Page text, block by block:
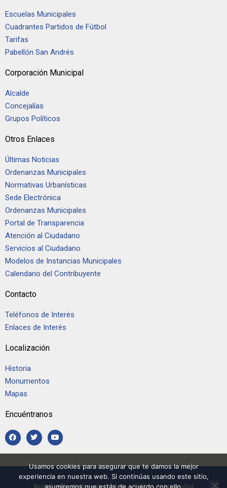
Escuelas Municipales
Cuadrantes Partidos de Fútbol
Tarifas
Pabellón San Andrés
Corporación Municipal
Alcalde
Concejalías
Grupos Políticos
Otros Enlaces
Últimas Noticias
Ordenanzas Municipales
Normativas Urbanísticas
Sede Electrónica
Ordenanzas Municipales
Portal de Transparencia
Atención al Ciudadano
Servicios al Ciudadano
Modelos de Instancias Municipales
Calendario del Contribuyente
Contacto
Teléfonos de Interés
Enlaces de Interés
Localización
Historia
Monumentos
Mapas
Encuéntranos
Usamos cookies para asegurar que te damos la mejor
experiencia en nuestra web. Si continúas usando este sitio,